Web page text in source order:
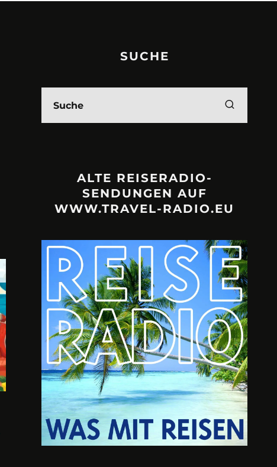
URLAUBSFRUST – IST REISEN
KAPUTT?
Philipp Laage „Travel is broken“ - Wege aus der
Urlaubsfalle
A3M –
Mit Krisen-
SUCHE
ALTE REISERADIO-
SENDUNGEN AUF
WWW.TRAVEL-RADIO.EU